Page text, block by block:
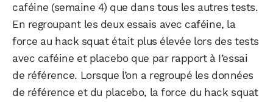
caféine (semaine 4) que dans tous les autres tests.
En regroupant les deux essais avec caféine, la
force au hack squat était plus élevée lors des tests
avec caféine et placebo que par rapport à I’essai
de référence. Lorsque l’on a regroupé les données
de référence et du placebo, la force du hack squat